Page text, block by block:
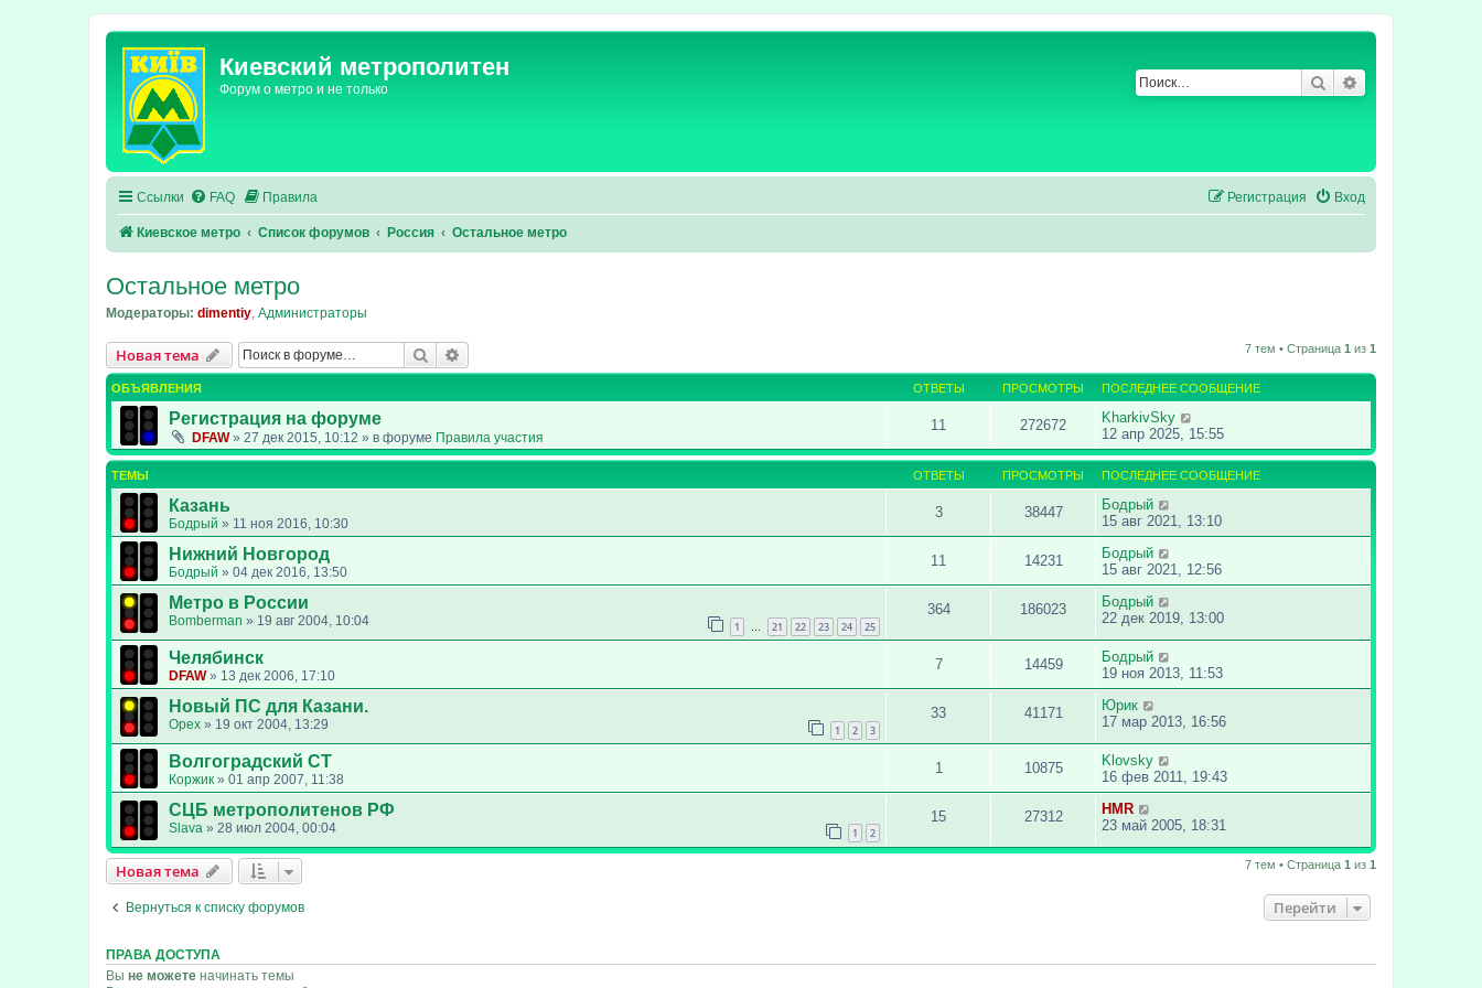
Киевский метрополитен
Форум о метро и не только Поиск
Ссылки FAQ Правила Вход
Регистрация
Киевское метро Список форумов Россия Остальное метро
Остальное метро
Модераторы: dimentiy, Администраторы
Новая тема Поиск 7 тем • Страница 1 из 1
ОБЪЯВЛЕНИЯ ОТВЕТЫ ПРОСМОТРЫ ПОСЛЕДНЕЕ СООБЩЕНИЕ
Регистрация на форуме
DFAW» 27 дек 2015, 10:12 » в форуме Правила участия
11 272672
KharkivSky
12 апр 2025, 15:55
ТЕМЫ ОТВЕТЫ ПРОСМОТРЫ ПОСЛЕДНЕЕ СООБЩЕНИЕ
Казань
Бодрый » 11 ноя 2016, 10:30
3 38447
Бодрый
15 авг 2021, 13:10
Нижний Новгород
Бодрый » 04 дек 2016, 13:50
11 14231
Бодрый
15 авг 2021, 12:56
Метро в России
Bomberman » 19 авг 2004, 10:04 1 21 22 23 24 25
364 186023
Бодрый
22 дек 2019, 13:00
Челябинск
DFAW» 13 дек 2006, 17:10
7 14459
Бодрый
19 ноя 2013, 11:53
Новый ПС для Казани.
Opex » 19 окт 2004, 13:29 1 2 3
33 41171
Юрик
17 мар 2013, 16:56
Волгоградский СТ
Коржик » 01 апр 2007, 11:38
1 10875
Klovsky
16 фев 2011, 19:43
СЦБ метрополитенов РФ
Slava » 28 июл 2004, 00:04 1 2
15 27312
HMR
23 май 2005, 18:31
Новая тема 7 тем • Страница 1 из 1
Вернуться к списку форумов Перейти
ПРАВА ДОСТУПА
Вы не можете начинать темы